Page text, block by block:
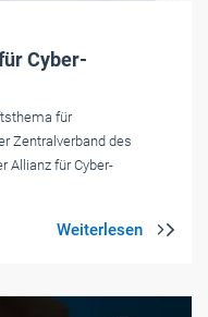
Cyber-
für
Zentralverband des
Allianz für Cyber-